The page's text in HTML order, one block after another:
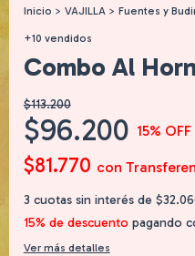
Inicio > VAJILLA > Fuentes y
+10 vendidos
Combo Al
$113.200
$96.200 15% OFF
$81.770 con
3 cuotas sin interés de
15% de descuento pagando
Ver más detalles